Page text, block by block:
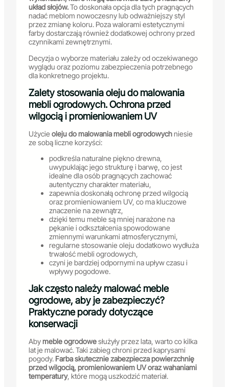
układ słojów.To doskonała opcja dla tych pragnących
nadać meblom nowoczesny lub odważniejszy styl
przez zmianę koloru. Poza walorami estetycznymi
farby dostarczają również dodatkowej ochrony przed
czynnikami zewnętrznymi.
Decyzja o wyborze materiału zależy od oczekiwanego
wyglądu oraz poziomu zabezpieczenia potrzebnego
dla konkretnego projektu.
Zalety stosowania oleju do malowania
mebli ogrodowych. Ochrona przed
wilgocią i promieniowaniem UV
Użycie oleju do malowania mebli ogrodowychniesie
ze sobą liczne korzyści:
podkreśla naturalne piękno drewna,
uwypuklając jego strukturę i barwę, co jest
idealne dla osób pragnących zachować
autentyczny charakter materiału,
zapewnia doskonałą ochronę przed wilgocią
oraz promieniowaniem UV, co ma kluczowe
znaczenie na zewnątrz,
dzięki temu meble są mniej narażone na
pękanie i odkształcenia spowodowane
zmiennymi warunkami atmosferycznymi,
regularne stosowanie oleju dodatkowo wydłuża
trwałość mebli ogrodowych,
czyni je bardziej odpornymi na upływ czasu i
wpływy pogodowe.
Jak często należy malować meble
ogrodowe, aby je zabezpieczyć?
Praktyczne porady dotyczące
konserwacji
Abymeble ogrodowesłużyły przez lata, warto co kilka
lat je malować. Taki zabieg chroni przed kaprysami
pogody. Farba skutecznie zabezpiecza powierzchnię
przed wilgocią, promieniowaniem UV oraz wahaniami
temperatury, które mogą uszkodzić materiał.